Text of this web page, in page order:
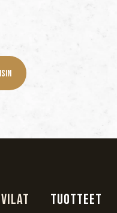
TUOTTEET